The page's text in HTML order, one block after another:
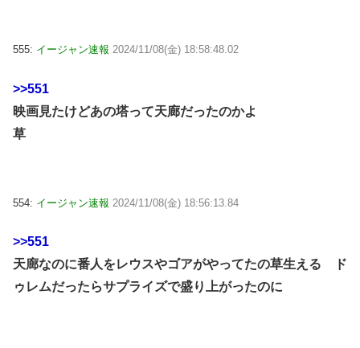
555: イージャン速報 2024/11/08(金) 18:58:48.02
>>551
映画見たけどあの塔って天廊だったのかよ
草
554: イージャン速報 2024/11/08(金) 18:56:13.84
>>551
天廊なのに番人をレウスやゴアがやってたの草生える ド
ゥレムだったらサプライズで盛り上がったのに